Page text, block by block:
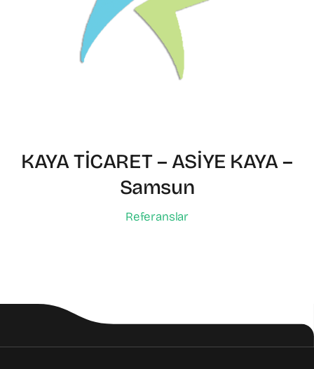
KAYA TİCARET – ASİYE KAYA –
Samsun
Referanslar